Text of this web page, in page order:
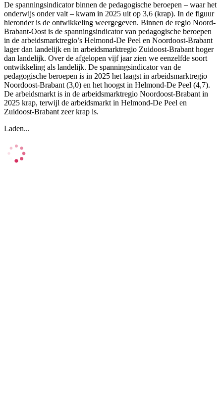
De spanningsindicator binnen de pedagogische beroepen – waar het
onderwijs onder valt – kwam in 2025 uit op 3,6 (krap). In de figuur
hieronder is de ontwikkeling weergegeven. Binnen de regio Noord-
Brabant-Oost is de spanningsindicator van pedagogische beroepen
in de arbeidsmarktregio’s Helmond-De Peel en Noordoost-Brabant
lager dan landelijk en in arbeidsmarktregio Zuidoost-Brabant hoger
dan landelijk. Over de afgelopen vijf jaar zien we eenzelfde soort
ontwikkeling als landelijk. De spanningsindicator van de
pedagogische beroepen is in 2025 het laagst in arbeidsmarktregio
Noordoost-Brabant (3,0) en het hoogst in Helmond-De Peel (4,7).
De arbeidsmarkt is in de arbeidsmarktregio Noordoost-Brabant in
2025 krap, terwijl de arbeidsmarkt in Helmond-De Peel en
Zuidoost-Brabant zeer krap is.
Laden...